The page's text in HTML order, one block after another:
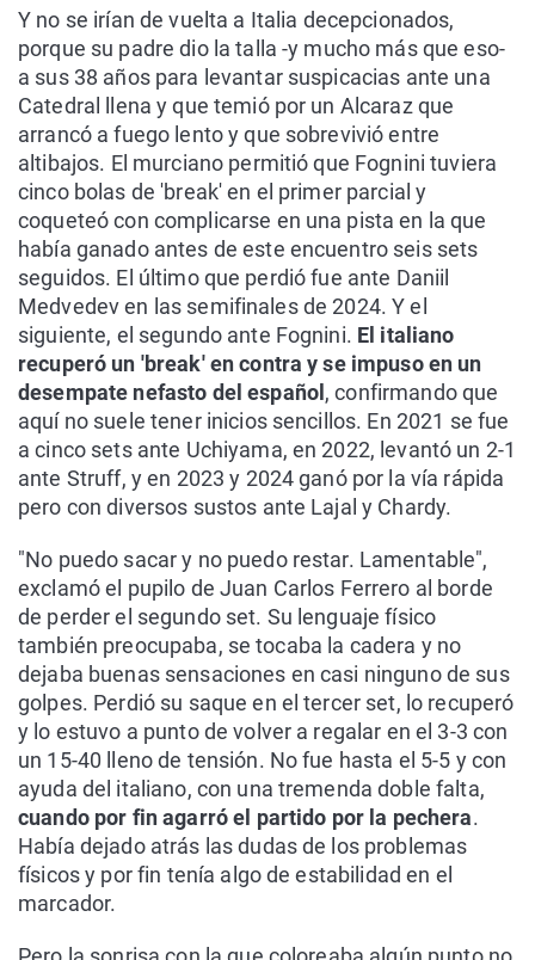
Y no se irían de vuelta a Italia decepcionados,
porque su padre dio la talla -y mucho más que eso-
a sus 38 años para levantar suspicacias ante una
Catedral llena y que temió por un Alcaraz que
arrancó a fuego lento y que sobrevivió entre
altibajos. El murciano permitió que Fognini tuviera
cinco bolas de 'break' en el primer parcial y
coqueteó con complicarse en una pista en la que
había ganado antes de este encuentro seis sets
seguidos. El último que perdió fue ante Daniil
Medvedev en las semifinales de 2024. Y el
siguiente, el segundo ante Fognini. El italiano
recuperó un 'break' en contra y se impuso en un
desempate nefasto del español , confirmando que
aquí no suele tener inicios sencillos. En 2021 se fue
a cinco sets ante Uchiyama, en 2022, levantó un 2-1
ante Struff, y en 2023 y 2024 ganó por la vía rápida
pero con diversos sustos ante Lajal y Chardy.
"No puedo sacar y no puedo restar. Lamentable",
exclamó el pupilo de Juan Carlos Ferrero al borde
de perder el segundo set. Su lenguaje físico
también preocupaba, se tocaba la cadera y no
dejaba buenas sensaciones en casi ninguno de sus
golpes. Perdió su saque en el tercer set, lo recuperó
y lo estuvo a punto de volver a regalar en el 3-3 con
un 15-40 lleno de tensión. No fue hasta el 5-5 y con
ayuda del italiano, con una tremenda doble falta,
cuando por fin agarró el partido por la pechera.
Había dejado atrás las dudas de los problemas
físicos y por fin tenía algo de estabilidad en el
marcador.